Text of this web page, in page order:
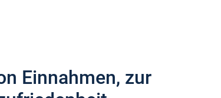
Einnahmen, zur